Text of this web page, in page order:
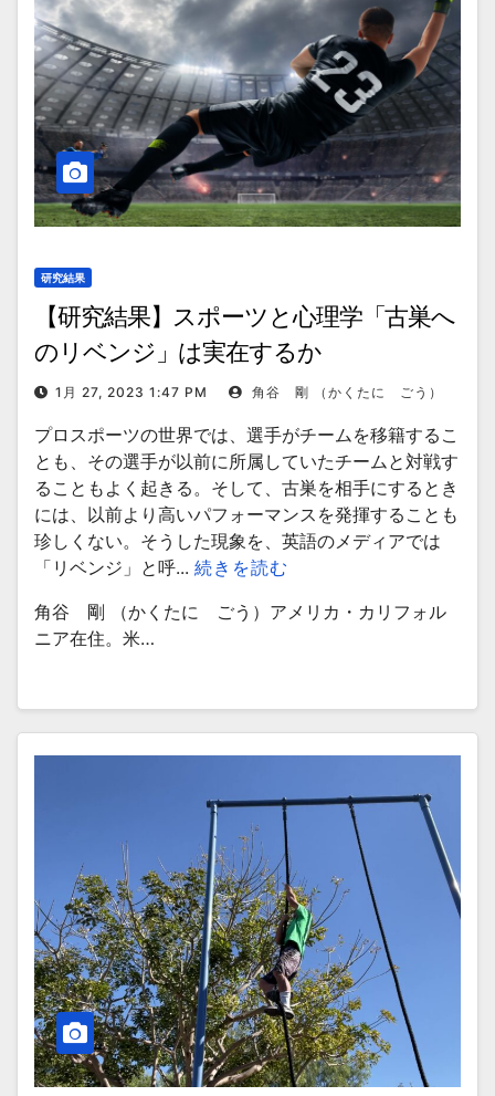
研究結果
【研究結果】スポーツと心理学「古巣へ
のリベンジ」は実在するか
1月 27, 2023 1:47 PM 角谷 剛 （かくたに ごう）
プロスポーツの世界では、選手がチームを移籍するこ
とも、その選手が以前に所属していたチームと対戦す
ることもよく起きる。そして、古巣を相手にするとき
には、以前より高いパフォーマンスを発揮することも
珍しくない。そうした現象を、英語のメディアでは
「リベンジ」と呼... 続きを読む
角谷 剛 （かくたに ごう）アメリカ・カリフォル
ニア在住。米…